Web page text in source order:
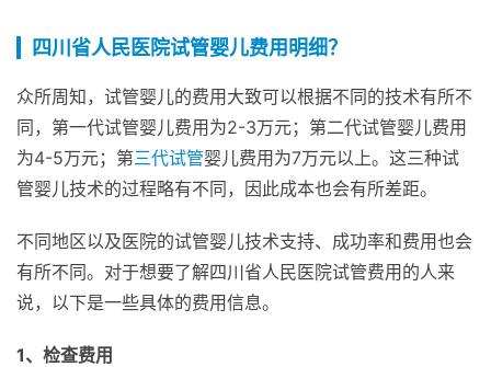
四川省人民医院试管婴儿费用明细？
众所周知，试管婴儿的费用大致可以根据不同的技术有所不
同，第一代试管婴儿费用为2-3万元；第二代试管婴儿费用
为4-5万元；第三代试管婴儿费用为7万元以上。这三种试
管婴儿技术的过程略有不同，因此成本也会有所差距。
不同地区以及医院的试管婴儿技术支持、成功率和费用也会
有所不同。对于想要了解四川省人民医院试管费用的人来
说，以下是一些具体的费用信息。
1、检查费用